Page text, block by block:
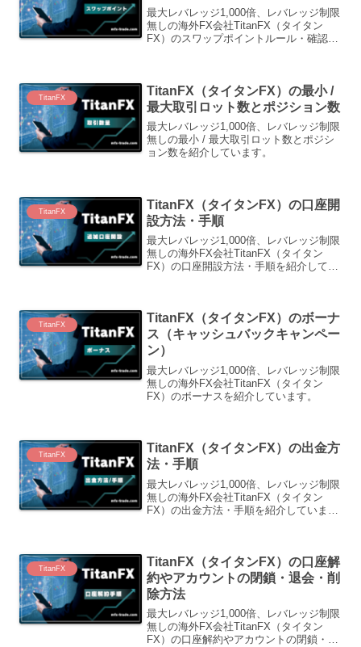
最大レバレッジ1,000倍、レバレッジ制限
無しの海外FX会社TitanFX（タイタン
FX）のスワップポイントルール・確認方
TitanFX
TitanFX（タイタンFX）の最小 /
最大取引ロット数とポジション数
最大レバレッジ1,000倍、レバレッジ制限
無しの最小 / 最大取引ロット数とポジシ
ョン数を紹介しています。
TitanFX
TitanFX（タイタンFX）の口座開
設方法・手順
最大レバレッジ1,000倍、レバレッジ制限
無しの海外FX会社TitanFX（タイタン
FX）の口座開設方法・手順を紹介してい
TitanFX
TitanFX（タイタンFX）のボーナ
ス（キャッシュバックキャンペー
ン）
最大レバレッジ1,000倍、レバレッジ制限
無しの海外FX会社TitanFX（タイタン
FX）のボーナスを紹介しています。
TitanFX
TitanFX（タイタンFX）の出金方
法・手順
最大レバレッジ1,000倍、レバレッジ制限
無しの海外FX会社TitanFX（タイタン
FX）の出金方法・手順を紹介していま
TitanFX
TitanFX（タイタンFX）の口座解
約やアカウントの閉鎖・退会・削
除方法
最大レバレッジ1,000倍、レバレッジ制限
無しの海外FX会社TitanFX（タイタン
FX）の口座解約やアカウントの閉鎖・退